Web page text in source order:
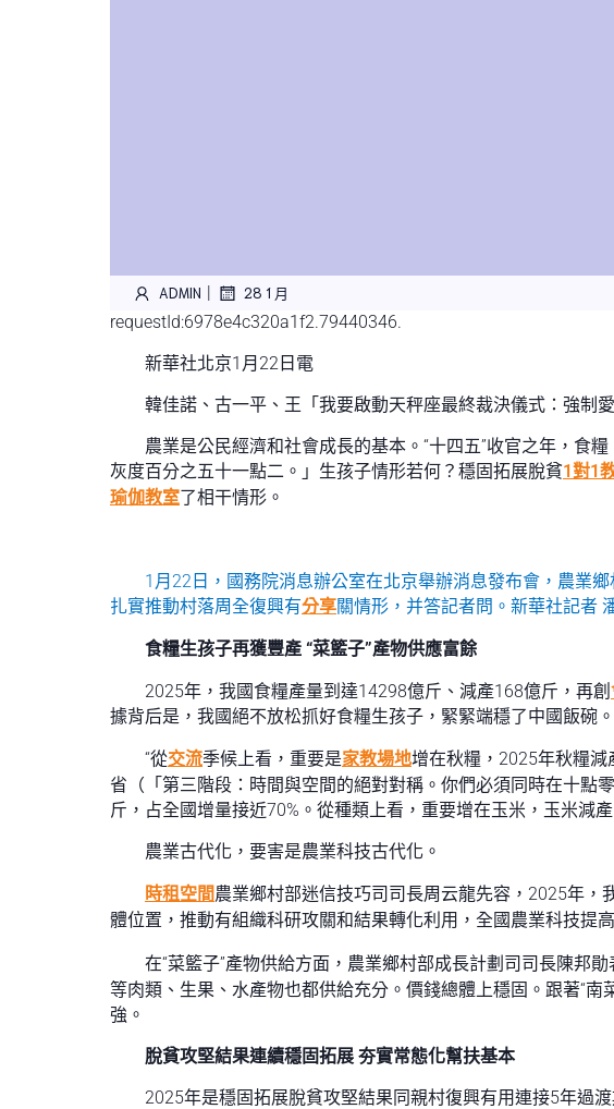
ADMIN | 28 1 月
requestId:6978e4c320a1f2.79440346.
新華社北京1月22日電
韓佳諾、古一平、王「我要啟動天秤座最終裁決儀式：強制
農業是公民經濟和社會成長的基本。“十四五”收官之年，食
灰度百分之五十一點二。」生孩子情形若何？穩固拓展脫貧1對1
瑜伽教室了相干情形。
1月22日，國務院消息辦公室在北京舉辦消息發布會，農業
扎實推動村落周全復興有分享關情形，并答記者問。新華社記者
食糧生孩子再獲豐產 “菜籃子”產物供應富餘
2025年，我國食糧產量到達14298億斤、減產168億斤，再創
據背后是，我國絕不放松抓好食糧生孩子，緊緊端穩了中國飯碗。
“從交流季候上看，重要是家教場地增在秋糧，2025年秋糧
省（「第三階段：時間與空間的絕對對稱。你們必須同時在十點
斤，占全國增量接近70%。從種類上看，重要增在玉米，玉米減
農業古代化，要害是農業科技古代化。
時租空間農業鄉村部迷信技巧司司長周云龍先容，2025年
體位置，推動有組織科研攻關和結果轉化利用，全國農業科技提
在“菜籃子”產物供給方面，農業鄉村部成長計劃司司長陳邦
等肉類、生果、水產物也都供給充分。價錢總體上穩固。跟著“
強。
脫貧攻堅結果連續穩固拓展 夯實常態化幫扶基本
2025年是穩固拓展脫貧攻堅結果同親村復興有用連接5年過渡